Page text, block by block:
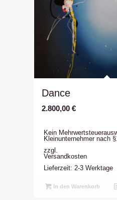
Dance
2.800,00 €
Kein
Kleinunternehmer nach
zzgl.
Versandkosten
Lieferzeit: 2-3 Werktage
In den Warenkorb